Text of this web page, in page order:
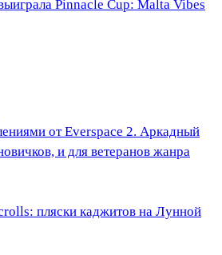
Pinnacle Cup: Malta Vibes
от Everspace 2. Аркадный
и для ветеранов жанра
пляски каджитов на Лунной